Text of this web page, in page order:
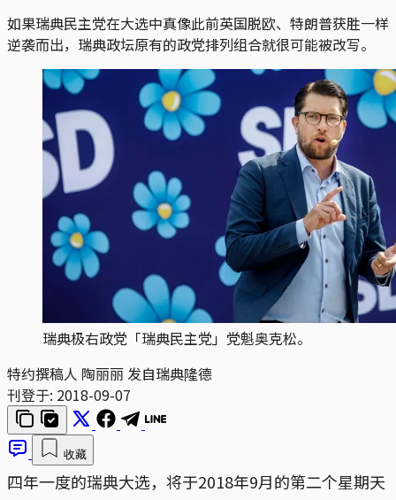
如果瑞典民主党在大选中真像此前英国脱欧、特朗普获胜一样
逆袭而出，瑞典政坛原有的政党排列组合就很可能被改写。
瑞典极右政党「瑞典民主党」党魁奥克松。
特约撰稿人 陶丽丽 发自瑞典隆德
刊登于: 2018-09-07
收藏
四年一度的瑞典大选，将于2018年9月的第二个星期天